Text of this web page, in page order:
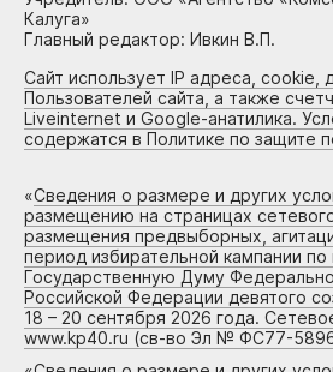
Калуга»
Главный редактор: Ивкин В.П.
Сайт использует IP адреса, cookie,
Пользователей сайта, а также
Liveinternet и Google-анатилика.
содержатся в Политике по защите
«Сведения о размере и других
размещению на страницах
размещения предвыборных,
период избирательной кампании
Государственную Думу
Российской Федерации девятого
18 – 20 сентября 2026 года.
www.kp40.ru (св-во Эл № ФС77-